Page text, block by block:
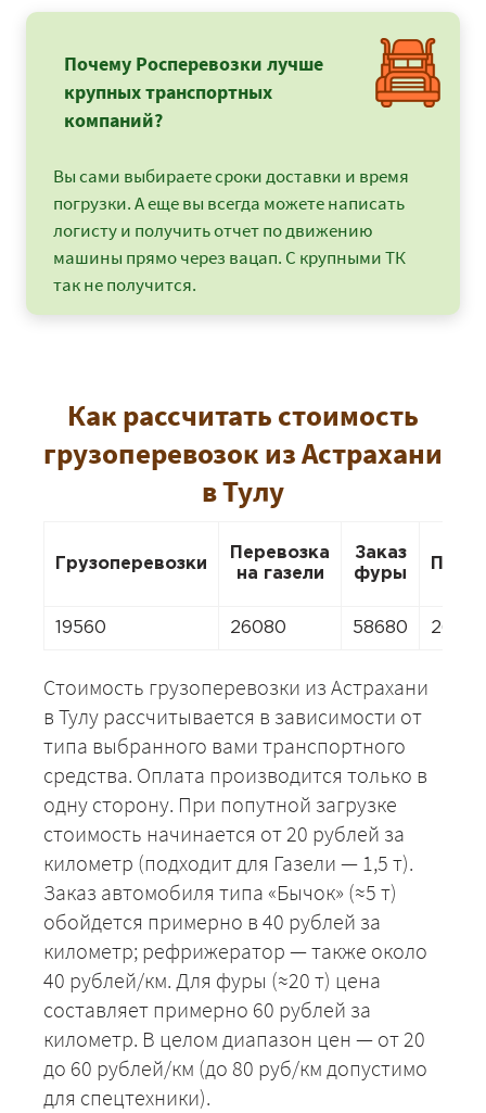
Почему Росперевозки лучше
крупных транспортных
компаний?
Вы сами выбираете сроки доставки и время
погрузки. А еще вы всегда можете написать
логисту и получить отчет по движению
машины прямо через вацап. С крупными ТК
так не получится.
Как рассчитать стоимость
грузоперевозок из Астрахани
в Тулу
Грузоперевозки
Перевозка
на газели
Заказ
фуры
19560 26080 58680 26080
Стоимость грузоперевозки из Астрахани
в Тулу рассчитывается в зависимости от
типа выбранного вами транспортного
средства. Оплата производится только в
одну сторону. При попутной загрузке
стоимость начинается от 20 рублей за
километр (подходит для Газели — 1,5 т).
Заказ автомобиля типа «Бычок» (≈5 т)
обойдется примерно в 40 рублей за
километр; рефрижератор — также около
40 рублей/км. Для фуры (≈20 т) цена
составляет примерно 60 рублей за
километр. В целом диапазон цен — от 20
до 60 рублей/км (до 80 руб/км допустимо
для спецтехники).